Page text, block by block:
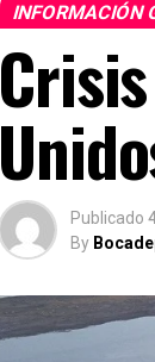
INFORMACIÓN
Publicado
By